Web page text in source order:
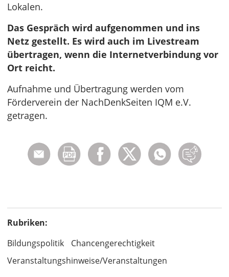
Lokalen.
Das Gespräch wird aufgenommen und ins
Netz gestellt. Es wird auch im Livestream
übertragen, wenn die Internetverbindung vor
Ort reicht.
Aufnahme und Übertragung werden vom
Förderverein der NachDenkSeiten IQM e.V.
getragen.
Rubriken:
Bildungspolitik
Chancengerechtigkeit
Veranstaltungshinweise/Veranstaltungen